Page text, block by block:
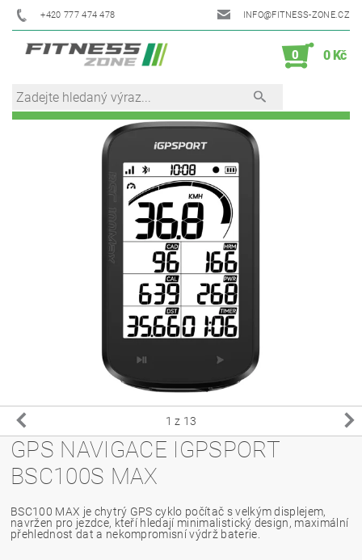
+420 777 474 478 INFO@FITNESS-ZONE.CZ
0 0 Kč
1 z 13
GPS NAVIGACE IGPSPORT
BSC100S MAX
BSC100 MAX je chytrý GPS cyklo počítač s velkým displejem,
navržen pro jezdce, kteří hledají minimalistický design, maximální
přehlednost dat a nekompromisní výdrž baterie.